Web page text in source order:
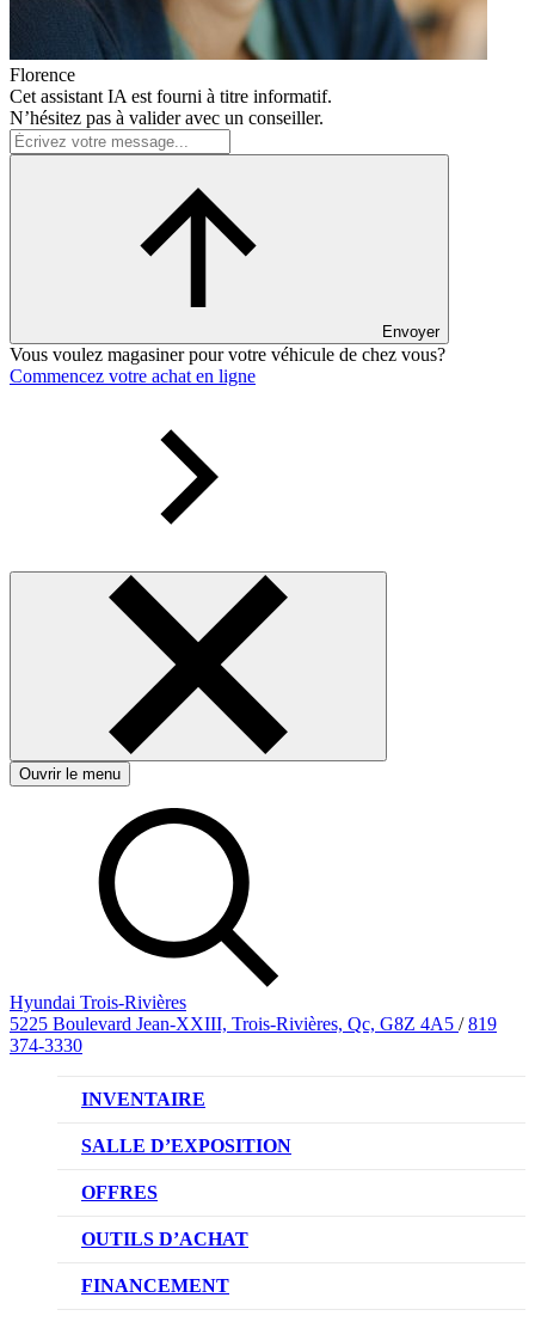
Florence
Cet assistant IA est fourni à titre informatif.
N’hésitez pas à valider avec un conseiller.
Envoyer
Vous voulez magasiner pour votre véhicule de chez vous?
Commencez votre achat en ligne
Ouvrir le menu
Hyundai Trois-Rivières
5225 Boulevard Jean-XXIII, Trois-Rivières, Qc, G8Z 4A5 / 819
374-3330
INVENTAIRE
VÉHICULES NEUFS
VÉHICULES D’OCCASION
SALLE D’EXPOSITION
OFFRES
OFFRE DE VÉHICULES NEUFS
OFFRES DU CONCESSIONNAIRE
OUTILS D’ACHAT
CL!QUEZ ET ACHETEZ HYUNDAI
FINANCEMENT